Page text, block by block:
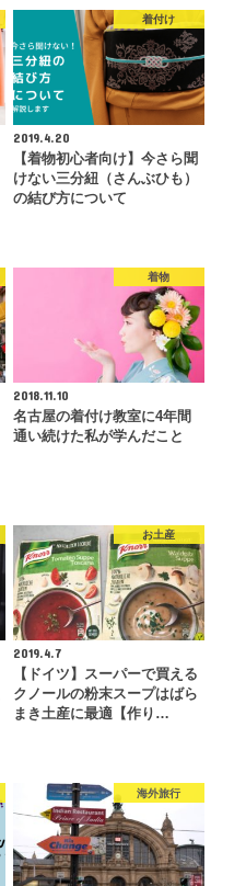
着付け
2019.4.20
【着物初心者向け】今さら聞
けない三分紐（さんぶひも）
の結び方について
着物
2018.11.10
名古屋の着付け教室に4年間
通い続けた私が学んだこと
お土産
2019.4.7
【ドイツ】スーパーで買える
クノールの粉末スープはばら
まき土産に最適【作り…
海外旅行